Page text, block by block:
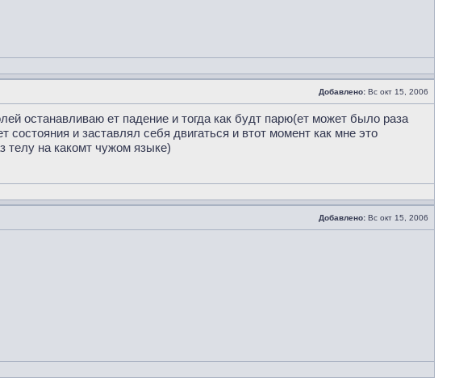
Добавлено: Вс окт 15, 2006
останавливаю ет падение и тогда как будт парю(ет может было раза
и заставлял себя двигаться и втот момент как мне это
телу на какомт чужом языке)
Добавлено: Вс окт 15, 2006